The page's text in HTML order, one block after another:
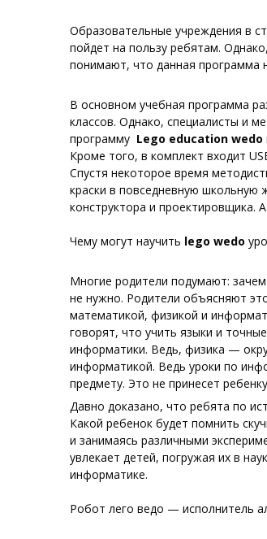
Образовательные учреждения в
пойдет на пользу ребятам.
понимают, что данная программа
В основном учебная программа
классов. Однако, специалисты и
программу Lego education wedo
Кроме того, в комплект входит
Спустя некоторое время
краски в повседневную школьную
конструктора и проектировщика.
Чему могут научить lego wedo
Многие родители подумают:
не нужно. Родители объясняют
математикой, физикой и
говорят, что учить языки и
информатики. Ведь, физика —
информатикой. Ведь уроки по
предмету. Это не принесет
Давно доказано, что ребята по
Какой ребенок будет помнить
и занимаясь различными
увлекает детей, погружая их в
информатике.
Робот лего ведо — исполнитель